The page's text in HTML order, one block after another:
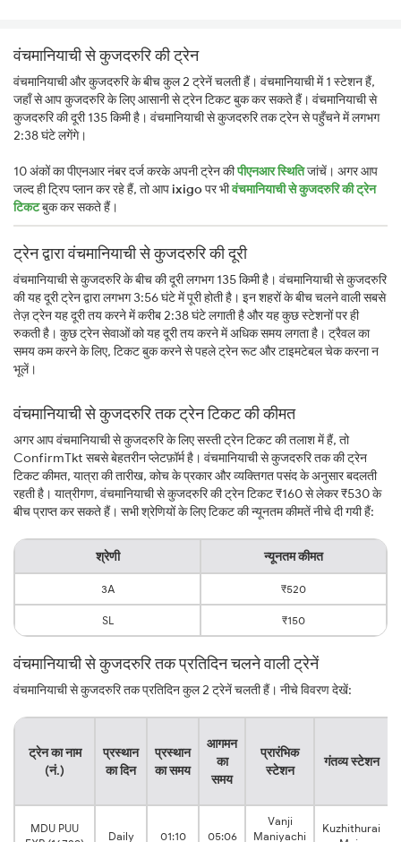
वंचमानियाची से कुजदरुरि की ट्रेन
वंचमानियाची और कुजदरुरि के बीच कुल 2 ट्रेनें चलती हैं। वंचमानियाची में 1 स्टेशन हैं,
जहाँ से आप कुजदरुरि के लिए आसानी से ट्रेन टिकट बुक कर सकते हैं। वंचमानियाची से
कुजदरुरि की दूरी 135 किमी है। वंचमानियाची से कुजदरुरि तक ट्रेन से पहुँचने में लगभग
2:38 घंटे लगेंगे।
10 अंकों का पीएनआर नंबर दर्ज करके अपनी ट्रेन कीपीएनआर स्थितिजांचें। अगर आप
जल्द ही ट्रिप प्लान कर रहे हैं, तो आपixigoपर भीवंचमानियाची से कुजदरुरि की ट्रेन
टिकटबुक कर सकते हैं।
ट्रेन द्वारा वंचमानियाची से कुजदरुरि की दूरी
वंचमानियाची से कुजदरुरि के बीच की दूरी लगभग 135 किमी है। वंचमानियाची से कुजदरुरि
की यह दूरी ट्रेन द्वारा लगभग 3:56 घंटे में पूरी होती है। इन शहरों के बीच चलने वाली सबसे
तेज़ ट्रेन यह दूरी तय करने में करीब 2:38 घंटे लगाती है और यह कुछ स्टेशनों पर ही
रुकती है। कुछ ट्रेन सेवाओं को यह दूरी तय करने में अधिक समय लगता है। ट्रैवल का
समय कम करने के लिए, टिकट बुक करने से पहले ट्रेन रूट और टाइमटेबल चेक करना न
भूलें।
वंचमानियाची से कुजदरुरि तक ट्रेन टिकट की कीमत
अगर आप वंचमानियाची से कुजदरुरि के लिए सस्ती ट्रेन टिकट की तलाश में हैं, तो
ConfirmTkt सबसे बेहतरीन प्लेटफ़ॉर्म है। वंचमानियाची से कुजदरुरि तक की ट्रेन
टिकट कीमत, यात्रा की तारीख, कोच के प्रकार और व्यक्तिगत पसंद के अनुसार बदलती
रहती है। यात्रीगण, वंचमानियाची से कुजदरुरि की ट्रेन टिकट ₹160 से लेकर ₹530 के
बीच प्राप्त कर सकते हैं। सभी श्रेणियों के लिए टिकट की न्यूनतम कीमतें नीचे दी गयी हैं:
श्रेणी न्यूनतम कीमत
3A ₹520
SL ₹150
वंचमानियाची से कुजदरुरि तक प्रतिदिन चलने वाली ट्रेनें
वंचमानियाची से कुजदरुरि तक प्रतिदिन कुल 2 ट्रेनें चलती हैं। नीचे विवरण देखें:
ट्रेन का नाम
(नं.)
प्रस्थान
का दिन
प्रस्थान
का समय
आगमन
का
समय
प्रारंभिक
स्टेशन
गंतव्य स्टेशन
MDU PUU
Daily 01:10 05:06
Vanji
Maniyachi
Kuzhithurai